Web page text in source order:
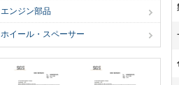
エンジン部品
ホイール・スペーサー